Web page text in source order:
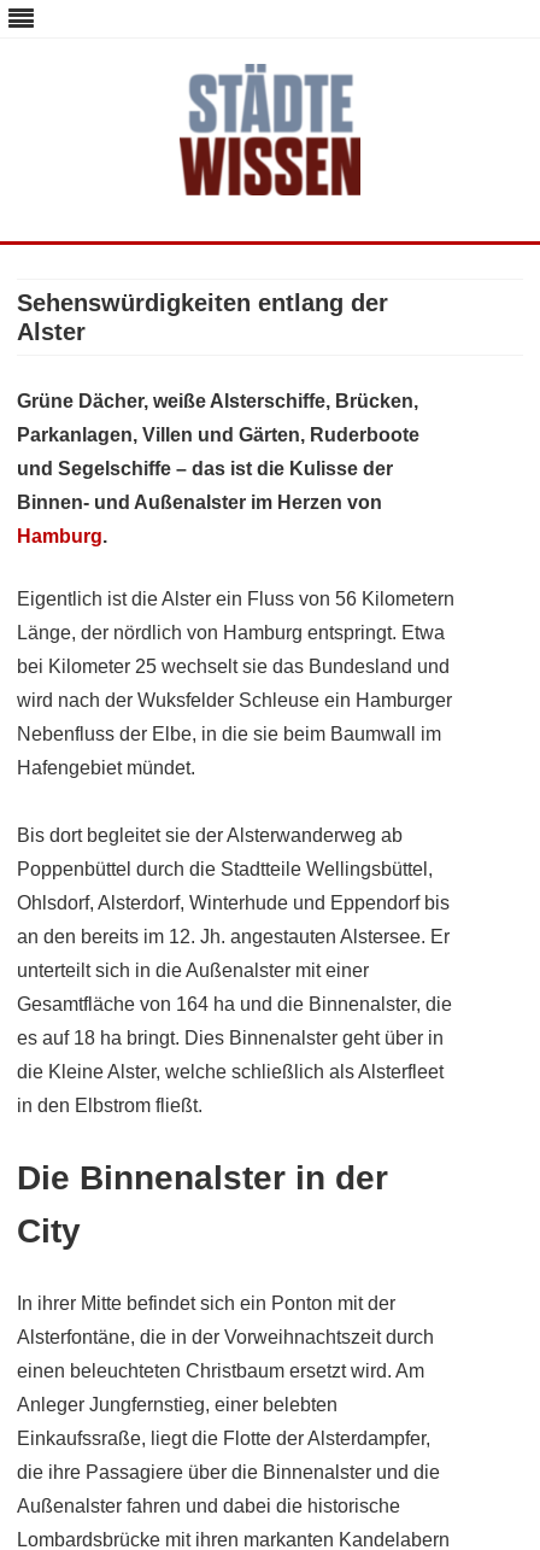
Deutschlands Metropolen
Skip
content
Sehenswürdigkeiten entlang der
Alster
Grüne Dächer, weiße Alsterschiffe, Brücken,
Parkanlagen, Villen und Gärten, Ruderboote
und Segelschiffe – das ist die Kulisse der
Binnen- und Außenalster im Herzen von
Hamburg.
Eigentlich ist die Alster ein Fluss von 56 Kilometern
Länge, der nördlich von Hamburg entspringt. Etwa
bei Kilometer 25 wechselt sie das Bundesland und
wird nach der Wuksfelder Schleuse ein Hamburger
Nebenfluss der Elbe, in die sie beim Baumwall im
Hafengebiet mündet.
Bis dort begleitet sie der Alsterwanderweg ab
Poppenbüttel durch die Stadtteile Wellingsbüttel,
Ohlsdorf, Alsterdorf, Winterhude und Eppendorf bis
an den bereits im 12. Jh. angestauten Alstersee. Er
unterteilt sich in die Außenalster mit einer
Gesamtfläche von 164 ha und die Binnenalster, die
es auf 18 ha bringt. Dies Binnenalster geht über in
die Kleine Alster, welche schließlich als Alsterfleet
in den Elbstrom fließt.
Die Binnenalster in der
City
In ihrer Mitte befindet sich ein Ponton mit der
Alsterfontäne, die in der Vorweihnachtszeit durch
einen beleuchteten Christbaum ersetzt wird. Am
Anleger Jungfernstieg, einer belebten
Einkaufssraße, liegt die Flotte der Alsterdampfer,
die ihre Passagiere über die Binnenalster und die
Außenalster fahren und dabei die historische
Lombardsbrücke mit ihren markanten Kandelabern